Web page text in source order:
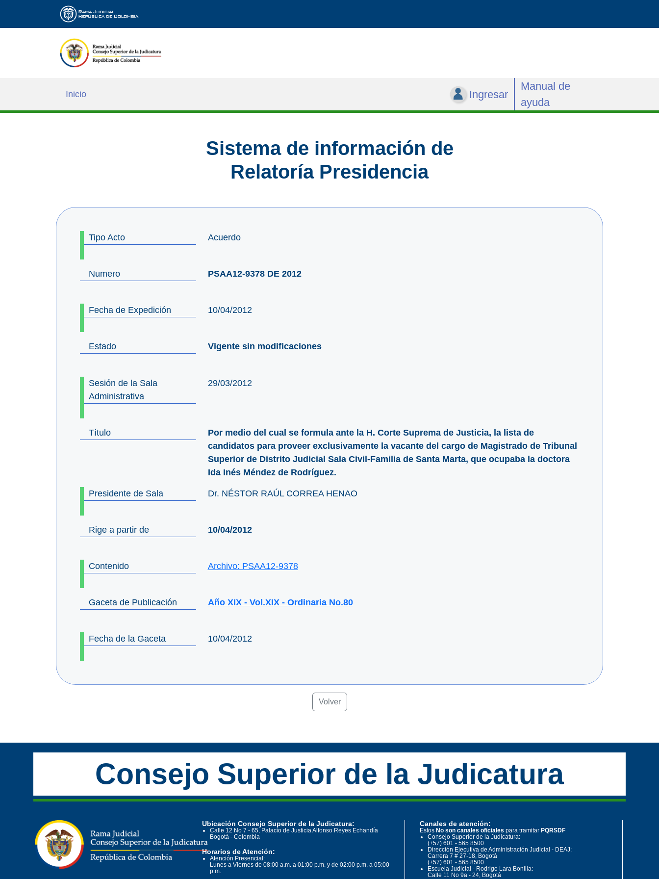
Inicio Ingresar
Manual de
ayuda
Sistema de información de
Relatoría Presidencia
Tipo Acto Acuerdo
Numero PSAA12-9378 DE 2012
Fecha de Expedición 10/04/2012
Estado Vigente sin modificaciones
Sesión de la Sala
Administrativa
29/03/2012
Título
Por medio del cual se formula ante la H. Corte Suprema de Justicia, la lista de
candidatos para proveer exclusivamente la vacante del cargo de Magistrado de Tribunal
Superior de Distrito Judicial Sala Civil-Familia de Santa Marta, que ocupaba la doctora
Ida Inés Méndez de Rodríguez.
Presidente de Sala Dr. NÉSTOR RAÚL CORREA HENAO
Rige a partir de 10/04/2012
Contenido Archivo: PSAA12-9378
Gaceta de Publicación Año XIX - Vol.XIX - Ordinaria No.80
Fecha de la Gaceta 10/04/2012
Volver
Consejo Superior de la Judicatura
Ubicación Consejo Superior de la Judicatura:
Calle 12 No 7 - 65, Palacio de Justicia Alfonso Reyes Echandía
Bogotá - Colombia
Horarios de Atención:
Atención Presencial:
Lunes a Viernes de 08:00 a.m. a 01:00 p.m. y de 02:00 p.m. a 05:00
p.m.
Canales de atención:
Estos No son canales oficiales para tramitar PQRSDF
Consejo Superior de la Judicatura:
(+57) 601 - 565 8500
Dirección Ejecutiva de Administración Judicial - DEAJ:
Carrera 7 # 27-18, Bogotá
(+57) 601 - 565 8500
Escuela Judicial - Rodrigo Lara Bonilla:
Calle 11 No 9a - 24, Bogotá